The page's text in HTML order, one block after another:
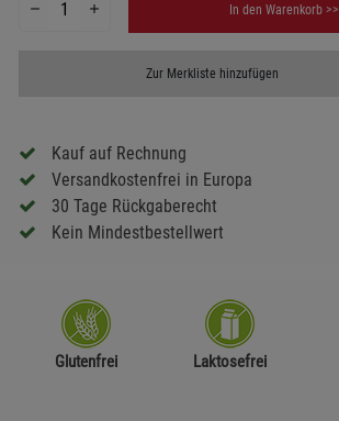
In den Warenkorb >>
Zur Merkliste hinzufügen
Kauf auf Rechnung
Versandkostenfrei in Europa
30 Tage Rückgaberecht
Kein Mindestbestellwert
Glutenfrei Laktosefrei